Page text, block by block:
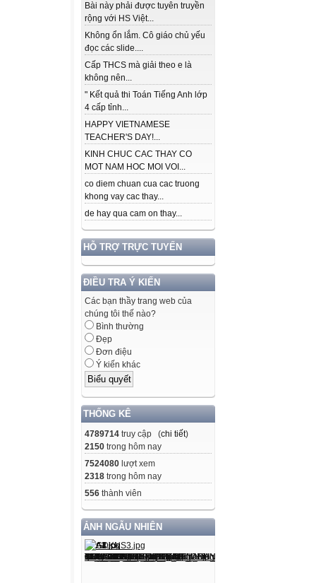
Bài này phải được tuyên truyền
rộng với HS Việt...
Không ổn lắm. Cô giáo chủ yếu
đọc các slide....
Cấp THCS mà giải theo e là
không nên...
" Kết quả thi Toán Tiếng Anh lớp
4 cấp tỉnh...
HAPPY VIETNAMESE
TEACHER'S DAY!...
KINH CHUC CAC THAY CO
MOT NAM HOC MOI VOI...
co diem chuan cua cac truong
khong vay cac thay...
de hay qua cam on thay...
HỖ TRỢ TRỰC TUYẾN
ĐIỀU TRA Ý KIẾN
Các bạn thầy trang web của
chúng tôi thế nào?
Bình thường
Đẹp
Đơn điệu
Ý kiến khác
THỐNG KÊ
4789714 truy cập (chi tiết)
2150 trong hôm nay
7524080 lượt xem
2318 trong hôm nay
556 thành viên
ẢNH NGẪU NHIÊN